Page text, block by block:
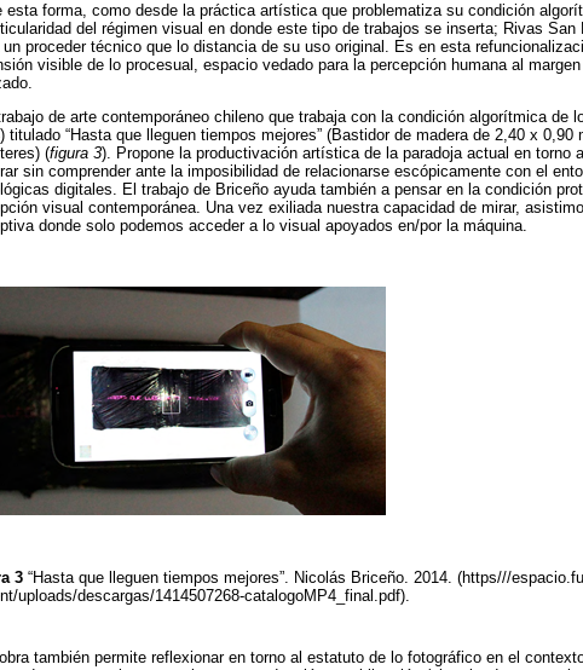
esta forma, como desde la práctica artística que problematiza su condición
del régimen visual en donde este tipo de trabajos se inserta; Rivas
un proceder técnico que lo distancia de su uso original. Es en esta
visible de lo procesual, espacio vedado para la percepción humana al
de arte contemporáneo chileno que trabaja con la condición algorítmica de
titulado “Hasta que lleguen tiempos mejores” (Bastidor de madera de 2,40 x
(figura 3). Propone la productivación artística de la paradoja actual en torno
sin comprender ante la imposibilidad de relacionarse escópicamente con el
digitales. El trabajo de Briceño ayuda también a pensar en la condición
visual contemporánea. Una vez exiliada nuestra capacidad de mirar,
donde solo podemos acceder a lo visual apoyados en/por la máquina.
3 “Hasta que lleguen tiempos mejores”. Nicolás Briceño. 2014. (https///
uploads/descargas/1414507268-catalogoMP4_final.pdf).
también permite reflexionar en torno al estatuto de lo fotográfico en el